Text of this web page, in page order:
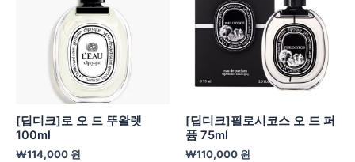
[딥디크]로 오 드 뚜왈렛
100ml
₩114,000 원
[딥디크]필로시코스 오 드 퍼
퓸 75ml
₩110,000 원